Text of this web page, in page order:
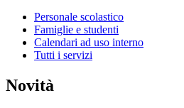
Personale scolastico
Famiglie e studenti
Calendari ad uso interno
Tutti i servizi
Novità